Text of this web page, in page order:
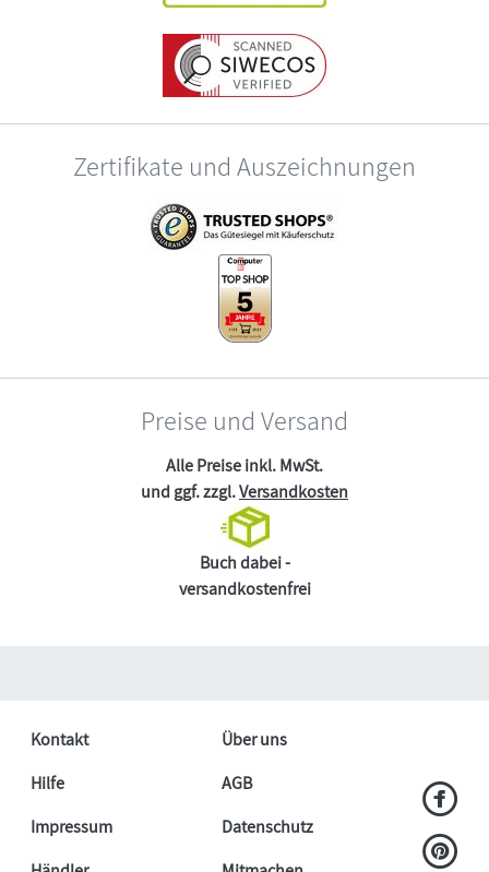
Zertifikate und Auszeichnungen
Preise und Versand
Alle Preise inkl. MwSt.
und ggf. zzgl.Versandkosten
Buch dabei -
versandkostenfrei
Kontakt
Über uns
Hilfe
AGB
Impressum
Datenschutz